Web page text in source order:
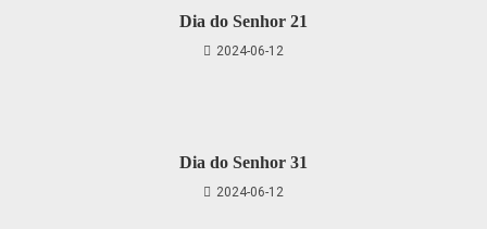
Dia do Senhor 21
2024-06-12
Dia do Senhor 31
2024-06-12